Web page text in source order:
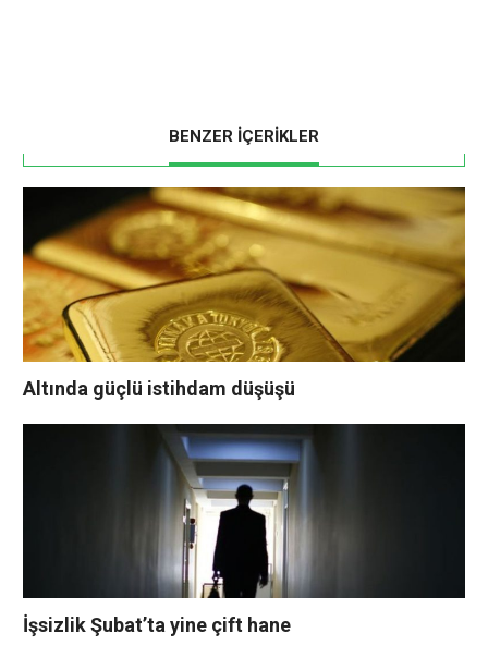
BENZER İÇERİKLER
Altında güçlü istihdam düşüşü
İşsizlik Şubat’ta yine çift hane